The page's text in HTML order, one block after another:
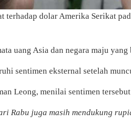
dolar Amerika Serikat
uang Asia dan negara maju
sentimen eksternal setelah
Leong, menilai sentimen
Rabu juga masih mendukung